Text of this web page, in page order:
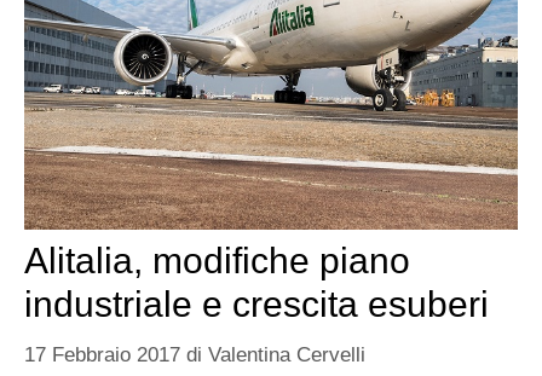
Alitalia, modifiche piano
industriale e crescita esuberi
17 Febbraio 2017 di Valentina Cervelli